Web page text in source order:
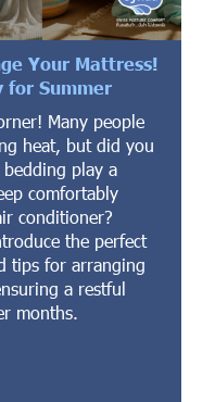
Your Mattress!
for Summer
Many people
heat, but did you
play a
comfortably
conditioner?
the perfect
tips for arranging
a restful
months.